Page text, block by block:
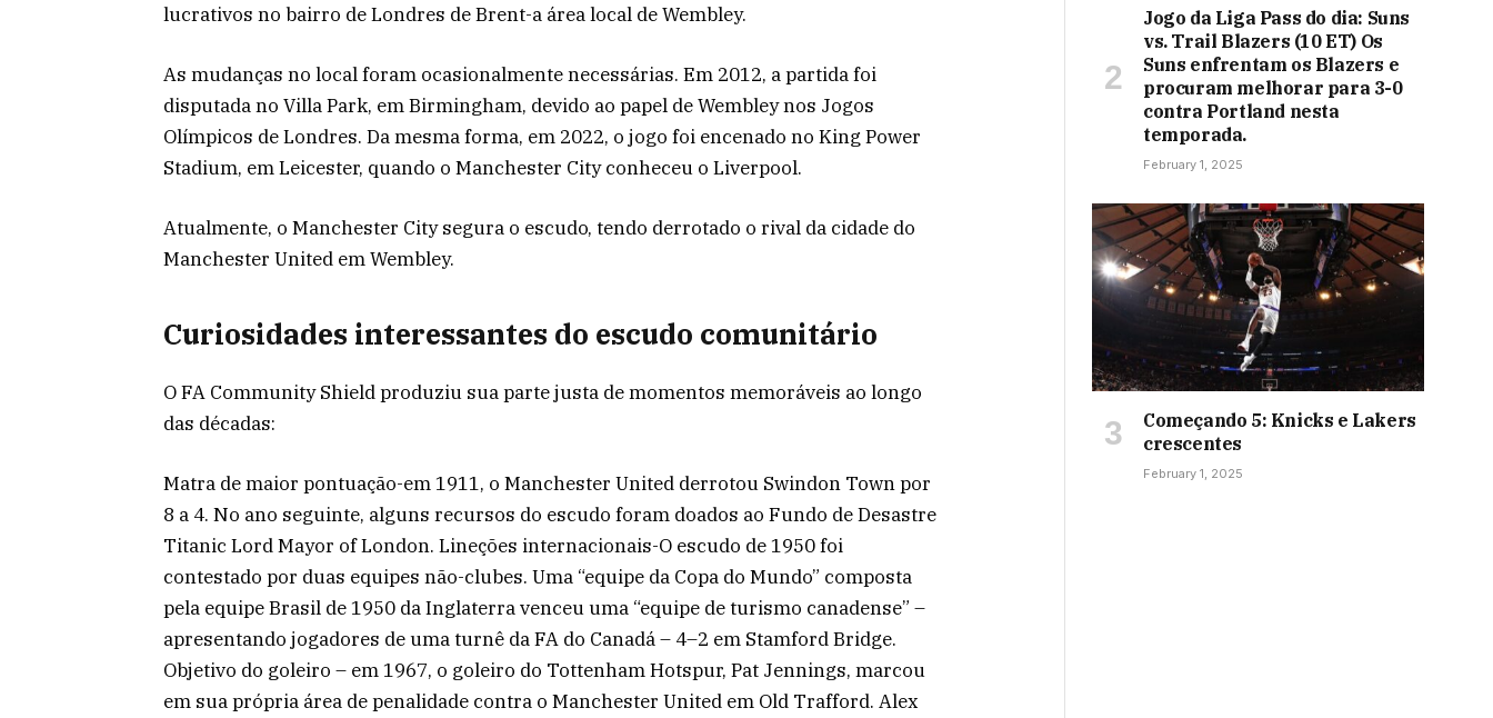
lucrativos no bairro de Londres de Brent-a área local de Wembley.
As mudanças no local foram ocasionalmente necessárias. Em 2012, a partida foi
disputada no Villa Park, em Birmingham, devido ao papel de Wembley nos Jogos
Olímpicos de Londres. Da mesma forma, em 2022, o jogo foi encenado no King Power
Stadium, em Leicester, quando o Manchester City conheceu o Liverpool.
Atualmente, o Manchester City segura o escudo, tendo derrotado o rival da cidade do
Manchester United em Wembley.
Curiosidades interessantes do escudo comunitário
O FA Community Shield produziu sua parte justa de momentos memoráveis ao longo
das décadas:
Matra de maior pontuação-em 1911, o Manchester United derrotou Swindon Town por
8 a 4. No ano seguinte, alguns recursos do escudo foram doados ao Fundo de Desastre
Titanic Lord Mayor of London. Lineções internacionais-O escudo de 1950 foi
contestado por duas equipes não-clubes. Uma “equipe da Copa do Mundo” composta
pela equipe Brasil de 1950 da Inglaterra venceu uma “equipe de turismo canadense” –
apresentando jogadores de uma turnê da FA do Canadá – 4–2 em Stamford Bridge.
Objetivo do goleiro – em 1967, o goleiro do Tottenham Hotspur, Pat Jennings, marcou
em sua própria área de penalidade contra o Manchester United em Old Trafford. Alex
Jogo da Liga Pass do dia: Suns
vs. Trail Blazers (10 ET) Os
Suns enfrentam os Blazers e
procuram melhorar para 3-0
contra Portland nesta
temporada.
February 1, 2025
Começando 5: Knicks e Lakers
crescentes
February 1, 2025